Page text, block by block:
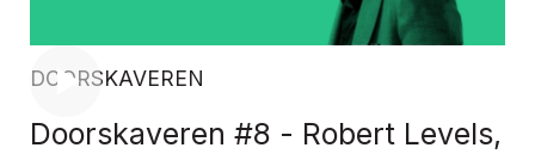
DOORSKAVEREN
Doorskaveren #8 - Robert Levels,